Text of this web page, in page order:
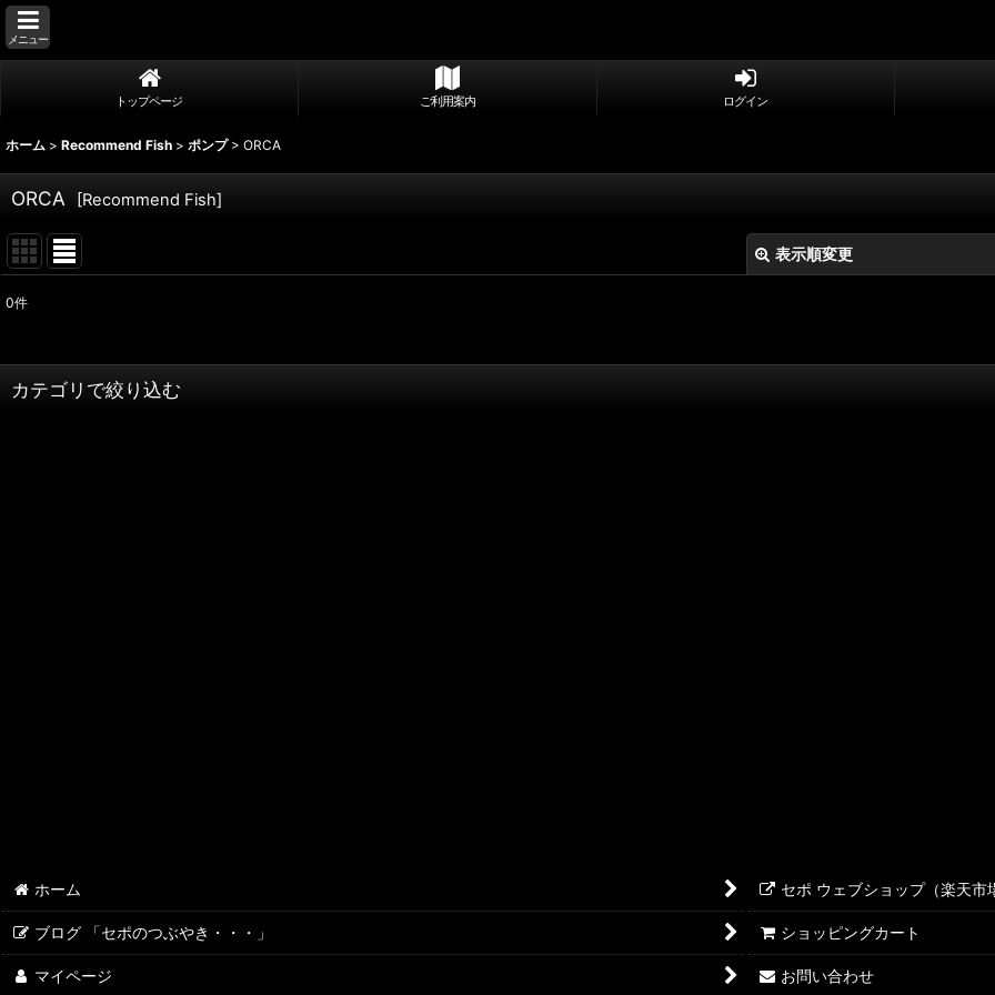
メニュー
トップページ ご利用案内 ログイン
ホーム > Recommend Fish > ポンプ > ORCA
ORCA [Recommend Fish]
表示順変更
並び順 :
0件
カテゴリで絞り込む
maxspect
ホーム セポ ウェブショップ（楽天市
ブログ 「セポのつぶやき・・・」 ショッピングカート
マイページ お問い合わせ